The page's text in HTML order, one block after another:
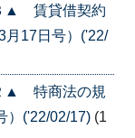
▲ 賃貸借契約
月17日号）('22/
▲ 特商法の規
）('22/02/17) (1